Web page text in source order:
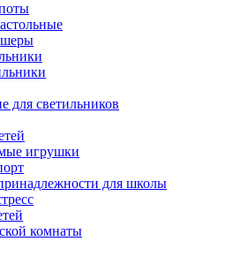
для светильников
игрушки
для школы
комнаты